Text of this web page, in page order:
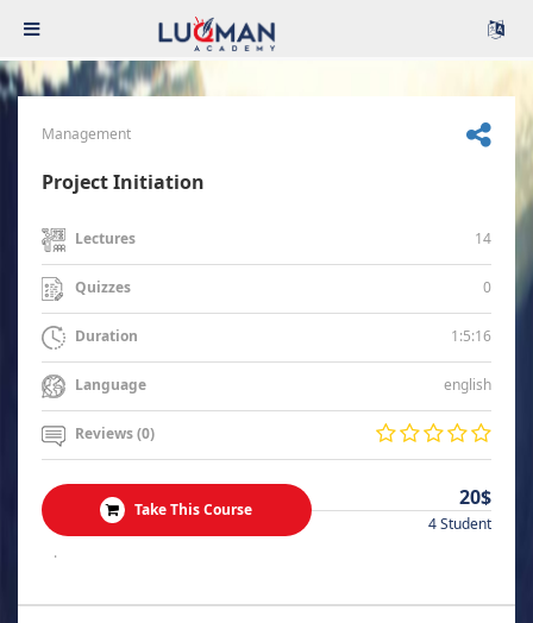
Management
Project Initiation
Lectures 14
Quizzes 0
Duration 1:5:16
Language english
Reviews (0)
Take This Course 20$
4 Student
.